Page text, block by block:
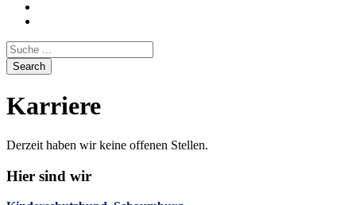
Karriere
Derzeit haben wir keine offenen Stellen.
Hier sind wir